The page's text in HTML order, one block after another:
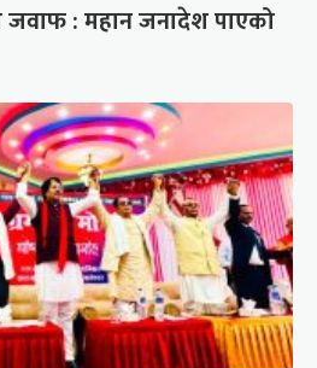
जवाफ : महान जनादेश पाएको